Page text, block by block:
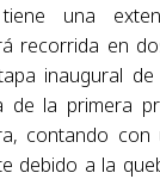
una
recorrida en
inaugural de
de la primera
contando con
debido a la